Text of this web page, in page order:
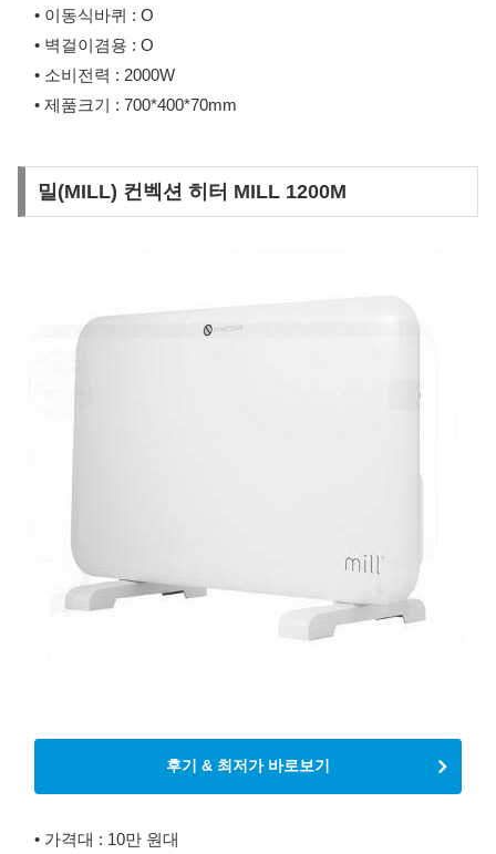
• 이동식바퀴 : O
• 벽걸이겸용 : O
• 소비전력 : 2000W
• 제품크기 : 700*400*70mm
밀(MILL) 컨벡션 히터 MILL 1200M
후기 & 최저가 바로보기
• 가격대 : 10만 원대